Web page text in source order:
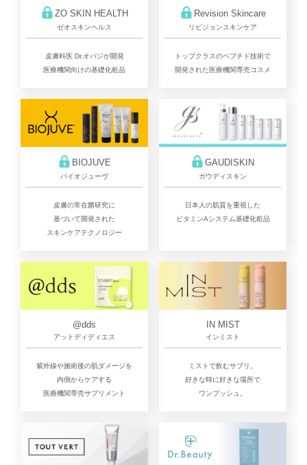
ZO SKIN HEALTH
ゼオスキンヘルス
皮膚科医 Dr.オバジが開発
医療機関向けの基礎化粧品
Revision Skincare
リビジョンスキンケア
トップクラスのペプチド技術で
開発された医療機関専売コスメ
BIOJUVE
バイオジューヴ
皮膚の常在菌研究に
基づいて開発された
スキンケアテクノロジー
GAUDISKIN
ガウディスキン
日本人の肌質を重視した
ビタミンAシステム基礎化粧品
@dds
アットディディエス
紫外線や施術後の肌ダメージを
内側からケアする
医療機関専売サプリメント
IN MIST
インミスト
ミストで飲むサプリ。
好きな時に好きな場所で
ワンプッシュ。